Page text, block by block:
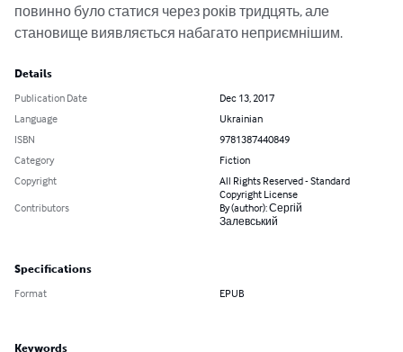
повинно було статися через років тридцять, але
становище виявляється набагато неприємнішим.
Details
Publication Date
Dec 13, 2017
Language
Ukrainian
ISBN
9781387440849
Category
Fiction
Copyright
All Rights Reserved - Standard
Copyright License
Contributors
By (author): Сергій
Залевський
Specifications
Format EPUB
Keywords